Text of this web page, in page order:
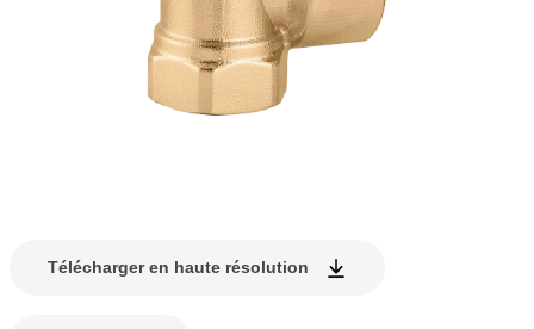
Télécharger en haute résolution